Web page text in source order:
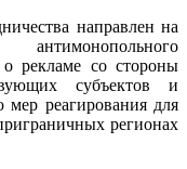
направлен на
о рекламе со стороны
субъектов и
мер реагирования для
регионах